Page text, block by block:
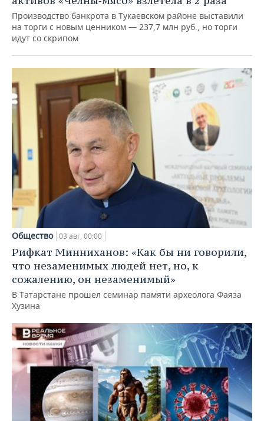
Производство банкрота в Тукаевском районе выставили
на торги с новым ценником — 237,7 млн руб., но торги
идут со скрипом
Общество 03 авг, 00:00
Рифкат Минниханов: «Как бы ни говорили,
что незаменимых людей нет, но, к
сожалению, он незаменимый»
В Татарстане прошел семинар памяти археолога Фаяза
Хузина